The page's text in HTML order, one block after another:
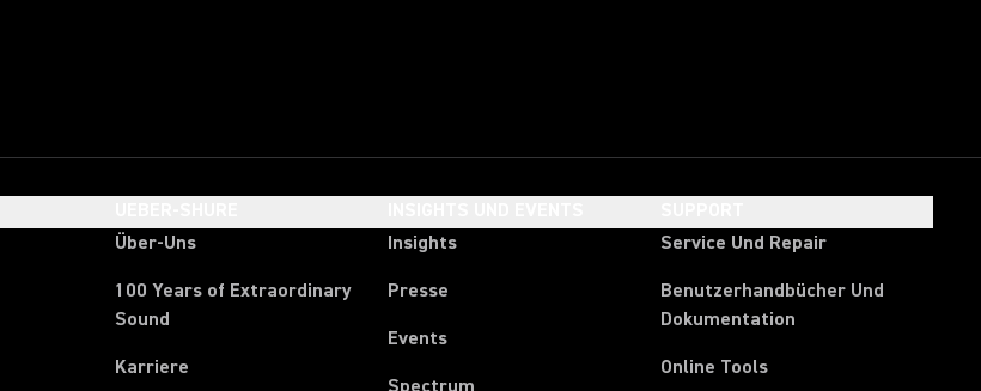
Über-Uns
100 Years of Extraordinary
Sound
Karriere
Insights
Presse
Events
Spectrum
Service Und Repair
Benutzerhandbücher Und
Dokumentation
Online Tools